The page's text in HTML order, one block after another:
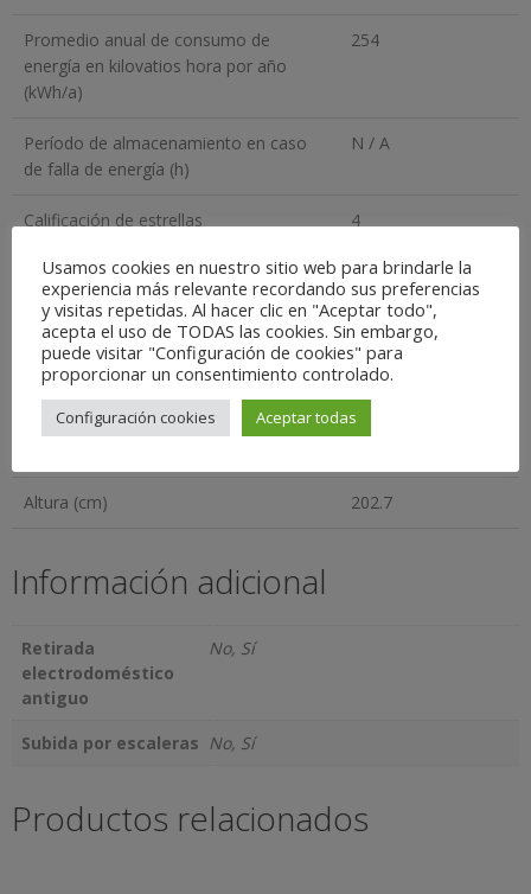
Promedio anual de consumo de
energía en kilovatios hora por año
(kWh/a)
254
Período de almacenamiento en caso
de falla de energía (h)
N / A
Calificación de estrellas 4
Clase de eficiencia energética E
Dimensiones
Ancho (cm) 59.6
Altura (cm) 202.7
Información adicional
Retirada
electrodoméstico
antiguo
No, Sí
Subida por escaleras No, Sí
Productos relacionados
Usamos cookies en nuestro sitio web para brindarle la
experiencia más relevante recordando sus preferencias
y visitas repetidas. Al hacer clic en "Aceptar todo",
acepta el uso de TODAS las cookies. Sin embargo,
puede visitar "Configuración de cookies" para
proporcionar un consentimiento controlado.
Configuración cookies Aceptar todas